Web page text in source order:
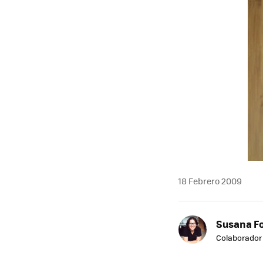
18 Febrero 2009
Susana
Colaborador